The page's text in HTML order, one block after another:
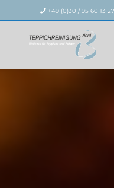
+49 (0)30 / 95 60 13